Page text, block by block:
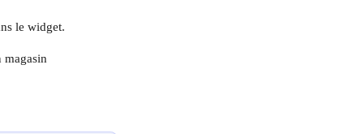
le widget.
magasin